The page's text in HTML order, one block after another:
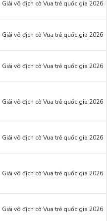
Giải vô địch cờ Vua trẻ quốc gia 2026
Giải vô địch cờ Vua trẻ quốc gia 2026
Giải vô địch cờ Vua trẻ quốc gia 2026
Giải vô địch cờ Vua trẻ quốc gia 2026
Giải vô địch cờ Vua trẻ quốc gia 2026
Giải vô địch cờ Vua trẻ quốc gia 2026
Giải vô địch cờ Vua trẻ quốc gia 2026